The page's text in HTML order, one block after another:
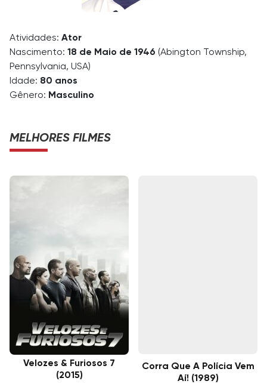
Atividades: Ator
Nascimento: 18 de Maio de 1946 (Abington Township,
Pennsylvania, USA)
Idade: 80 anos
Gênero: Masculino
MELHORES FILMES
Velozes & Furiosos 7
(2015)
Corra Que A Polícia Vem
Aí! (1989)